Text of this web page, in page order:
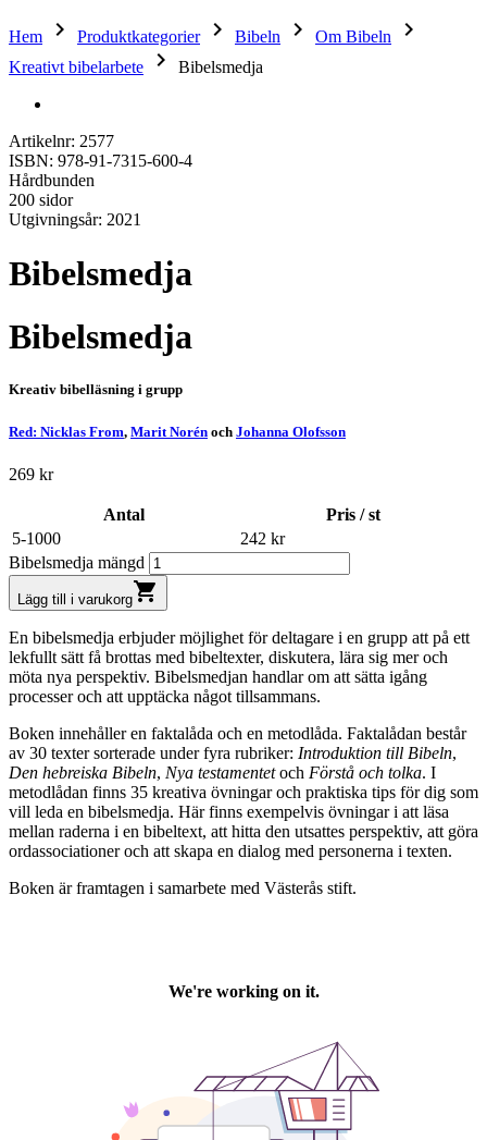
Hem keyboard_arrow_right Produktkategorier keyboard_arrow_right Bibeln keyboard_arrow_right Om Bibeln keyboard_arrow_right
Kreativt bibelarbete keyboard_arrow_right Bibelsmedja
Artikelnr: 2577
ISBN: 978-91-7315-600-4
Hårdbunden
200 sidor
Utgivningsår: 2021
Bibelsmedja
Bibelsmedja
Kreativ bibelläsning i grupp
Red: Nicklas From, Marit Norén och Johanna Olofsson
269 kr
Antal
Pris / st
5-1000
242 kr
Bibelsmedja mängd
Lägg till i varukorgshopping_cart
En bibelsmedja erbjuder möjlighet för deltagare i en grupp att på ett
lekfullt sätt få brottas med bibeltexter, diskutera, lära sig mer och
möta nya perspektiv. Bibelsmedjan handlar om att sätta igång
processer och att upptäcka något tillsammans.
Boken innehåller en faktalåda och en metodlåda. Faktalådan består
av 30 texter sorterade under fyra rubriker: Introduktion till Bibeln,
Den hebreiska Bibeln, Nya testamentetoch Förstå och tolka. I
metodlådan finns 35 kreativa övningar och praktiska tips för dig som
vill leda en bibelsmedja. Här finns exempelvis övningar i att läsa
mellan raderna i en bibeltext, att hitta den utsattes perspektiv, att göra
ordassociationer och att skapa en dialog med personerna i texten.
Boken är framtagen i samarbete med Västerås stift.